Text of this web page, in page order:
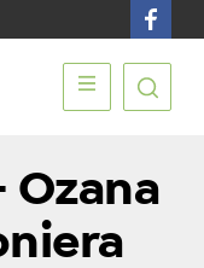
Ozana